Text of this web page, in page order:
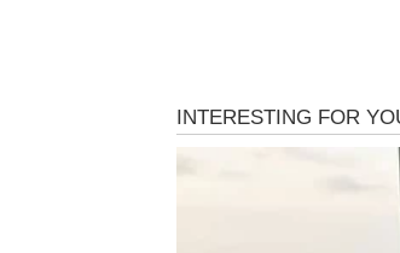
Bikovi koji su u vezi
Razgovori postaju
Slobodni Bikovi mogu
straha, bez igara, bez